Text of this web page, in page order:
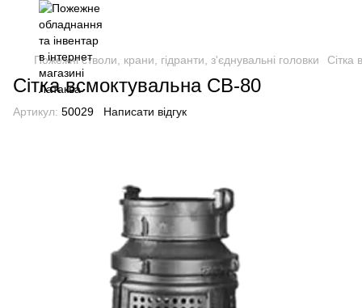
Пожежні стволи, крани, гідранти, з'єднувальні головки Сітка
Сітка всмоктувальна СВ-80
Артикул: 50029 Написати відгук